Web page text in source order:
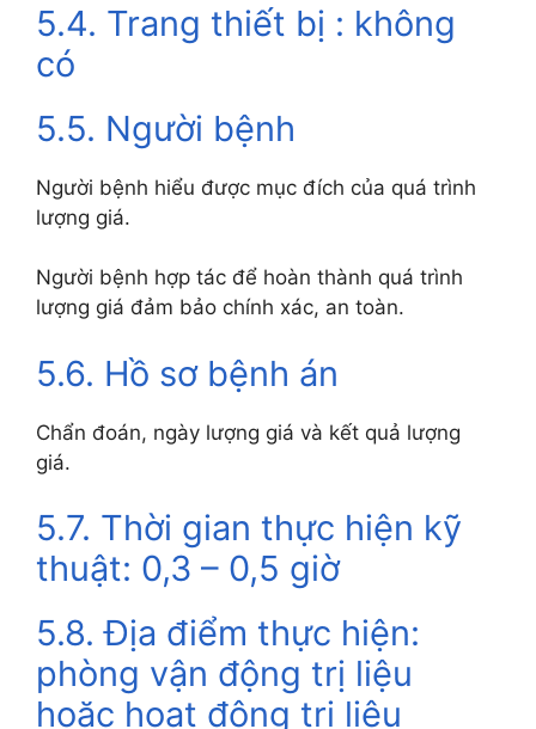
5.4. Trang thiết bị : không
có
5.5. Người bệnh
Người bệnh hiểu được mục đích của quá trình
lượng giá.
Người bệnh hợp tác để hoàn thành quá trình
lượng giá đảm bảo chính xác, an toàn.
5.6. Hồ sơ bệnh án
Chẩn đoán, ngày lượng giá và kết quả lượng
giá.
5.7. Thời gian thực hiện kỹ
thuật: 0,3 – 0,5 giờ
5.8. Địa điểm thực hiện:
phòng vận động trị liệu
hoặc hoạt động trị liệu